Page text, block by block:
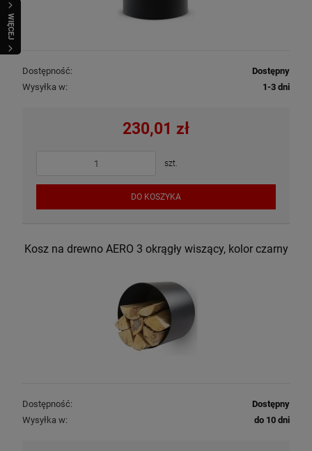
WIĘCEJ
Dostępność:
Dostępny
Wysyłka w:
1-3 dni
230,01 zł
szt.
DO KOSZYKA
Kosz na drewno AERO 3 okrągły wiszący, kolor czarny
Dostępność:
Dostępny
Wysyłka w:
do 10 dni